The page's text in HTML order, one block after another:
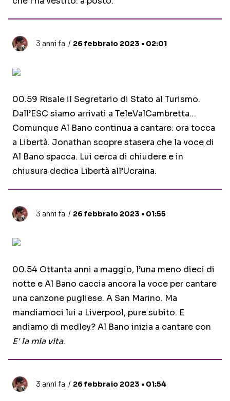
3 anni fa 26 febbraio 2023 • 02:01
00.59 Risale il Segretario di Stato al Turismo.
Dall’ESC siamo arrivati a TeleValCambretta…
Comunque Al Bano continua a cantare: ora tocca
a Libertà. Jonathan scopre stasera che la voce di
Al Bano spacca. Lui cerca di chiudere e in
chiusura dedica Libertà all’Ucraina.
3 anni fa 26 febbraio 2023 • 01:55
00.54 Ottanta anni a maggio, l’una meno dieci di
notte e Al Bano caccia ancora la voce per cantare
una canzone pugliese. A San Marino. Ma
mandiamoci lui a Liverpool, pure subito. E
andiamo di medley? Al Bano inizia a cantare con
E' la mia vita.
3 anni fa 26 febbraio 2023 • 01:54